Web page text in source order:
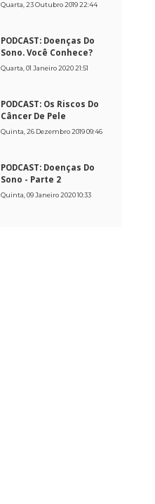
Quarta, 23 Outubro 2019 22:44
PODCAST: Doenças Do
Sono. Você Conhece?
Quarta, 01 Janeiro 2020 21:51
PODCAST: Os Riscos Do
Câncer De Pele
Quinta, 26 Dezembro 2019 09:46
PODCAST: Doenças Do
Sono - Parte 2
Quinta, 09 Janeiro 2020 10:33